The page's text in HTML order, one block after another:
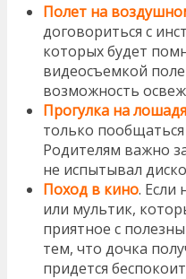
Полет на
договориться с
которых будет
видеосъемкой
возможность
Прогулка на
только
Родителям важно
не испытывал
Поход в кино. Если
или мультик,
приятное с
тем, что дочка
придется